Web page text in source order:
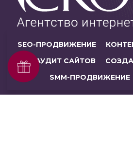
SEO-ПРОДВИЖЕНИЕ
АУДИТ САЙТОВ
SMM-ПРОДВИЖЕНИЕ